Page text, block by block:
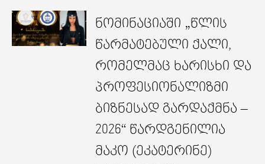
ნომინაციაში „წლის
წარმატებული ქალი,
რომელმაც ხარისხი და
პროფესიონალიზმი
ბიზნესად გარდაქმნა –
2026“ წარდგენილია
მაკო (ეკატერინე)